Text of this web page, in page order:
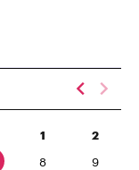
1 2
8 9